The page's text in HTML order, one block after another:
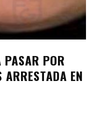
PASAR POR
EN